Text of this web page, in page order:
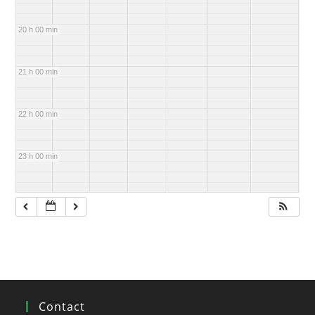
20 h 00 min
21 h 00 min
22 h 00 min
23 h 00 min
Contact